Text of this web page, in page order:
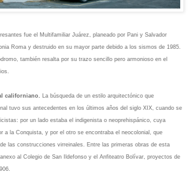
fue el Multifamiliar Juárez, planeado por Pani y Salvador
Roma y destruido en su mayor parte debido a los sismos de 1985.
también resalta por su trazo sencillo pero armonioso en el
californiano.
La búsqueda de un estilo arquitectónico que
tuvo sus antecedentes en los últimos años del siglo XIX, cuando se
por un lado estaba el indigenista o neoprehispánico, cuya
a la Conquista, y por el otro se encontraba el neocolonial, que
las construcciones virreinales. Entre las primeras obras de esta
al Colegio de San Ildefonso y el Anfiteatro Bolívar, proyectos de